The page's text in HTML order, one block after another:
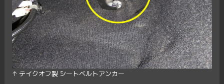
↑ テイクオフ製 シートベルトアンカー